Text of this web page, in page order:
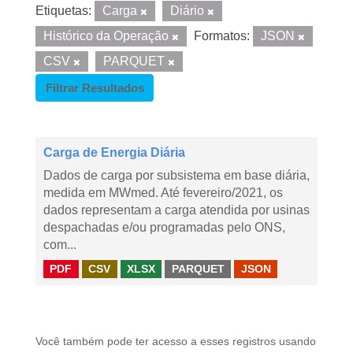
Etiquetas: Carga
Diário
Histórico da Operação
Formatos:
JSON
CSV
PARQUET
Filtrar Resultados
Carga de Energia Diária
Dados de carga por subsistema em base diária,
medida em MWmed. Até fevereiro/2021, os
dados representam a carga atendida por usinas
despachadas e/ou programadas pelo ONS,
com...
PDF CSV XLSX PARQUET JSON
Você também pode ter acesso a esses registros usando